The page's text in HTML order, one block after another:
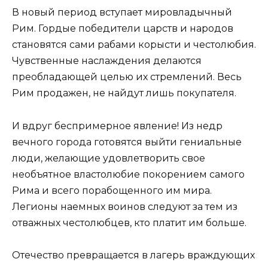
В новый период вступает мировладычный
Рим. Гордые победители царств и народов
становятся сами рабами корысти и честолюбия.
Чувственные наслаждения делаются
преобладающей целью их стремлений. Весь
Рим продажен, не найдут лишь покупателя.
И вдруг беспримерное явление! Из недр
вечного города готовятся выйти гениальные
люди, желающие удовлетворить свое
необъятное властолюбие покорением самого
Рима и всего порабощенного им мира.
Легионы наемных воинов следуют за тем из
отважных честолюбцев, кто платит им больше.
Отечество превращается в лагерь враждующих